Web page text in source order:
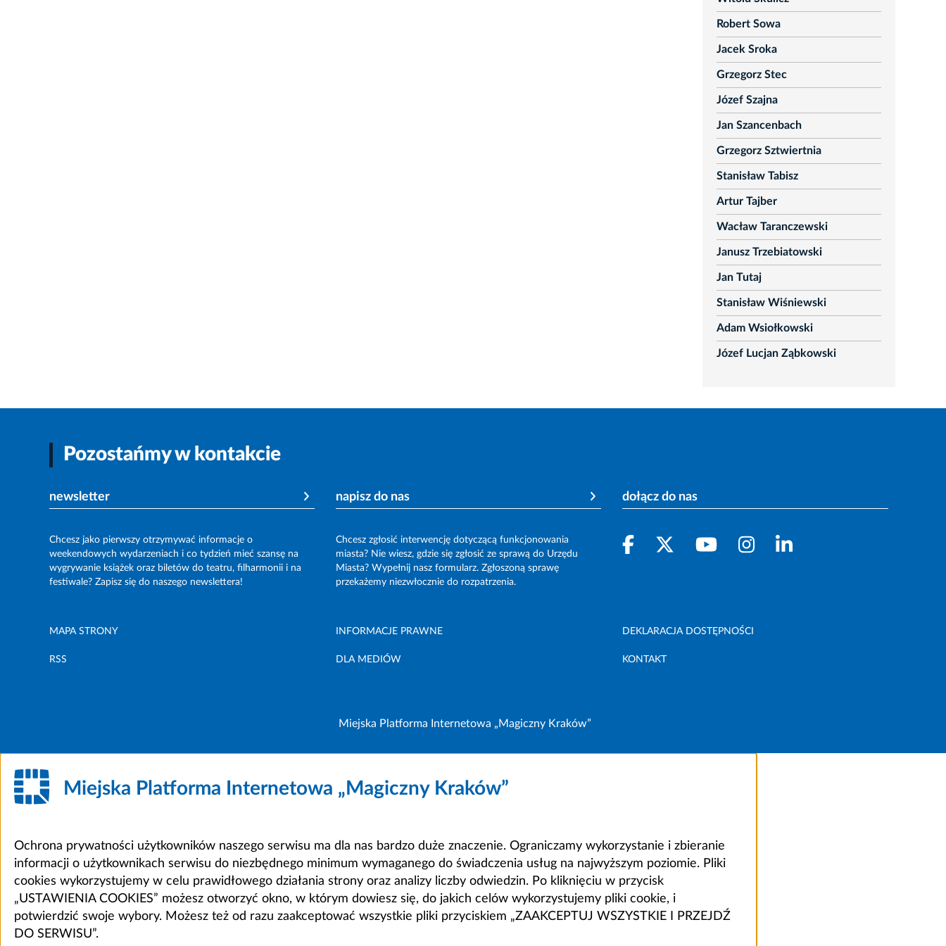
Robert Sowa
Jacek Sroka
Grzegorz Stec
Józef Szajna
Jan Szancenbach
Grzegorz Sztwiertnia
Stanisław Tabisz
Artur Tajber
Wacław Taranczewski
Janusz Trzebiatowski
Jan Tutaj
Stanisław Wiśniewski
Adam Wsiołkowski
Józef Lucjan Ząbkowski
Pozostańmy w kontakcie
newsletter
Chcesz jako pierwszy otrzymywać informacje o
weekendowych wydarzeniach i co tydzień mieć szansę na
wygrywanie książek oraz biletów do teatru, filharmonii i na
festiwale? Zapisz się do naszego newslettera!
napisz do nas
Chcesz zgłosić interwencję dotyczącą funkcjonowania
miasta? Nie wiesz, gdzie się zgłosić ze sprawą do Urzędu
Miasta? Wypełnij nasz formularz. Zgłoszoną sprawę
przekażemy niezwłocznie do rozpatrzenia.
dołącz do nas
MAPA STRONY INFORMACJE PRAWNE DEKLARACJA DOSTĘPNOŚCI
RSS DLA MEDIÓW KONTAKT
Miejska Platforma Internetowa „Magiczny Kraków”
Miejska Platforma Internetowa „Magiczny Kraków”
Ochrona prywatności użytkowników naszego serwisu ma dla nas bardzo duże znaczenie. Ograniczamy wykorzystanie i zbieranie
informacji o użytkownikach serwisu do niezbędnego minimum wymaganego do świadczenia usług na najwyższym poziomie. Pliki
cookies wykorzystujemy w celu prawidłowego działania strony oraz analizy liczby odwiedzin. Po kliknięciu w przycisk
„USTAWIENIA COOKIES” możesz otworzyć okno, w którym dowiesz się, do jakich celów wykorzystujemy pliki cookie, i
potwierdzić swoje wybory. Możesz też od razu zaakceptować wszystkie pliki przyciskiem „ZAAKCEPTUJ WSZYSTKIE I PRZEJDŹ
DO SERWISU”.